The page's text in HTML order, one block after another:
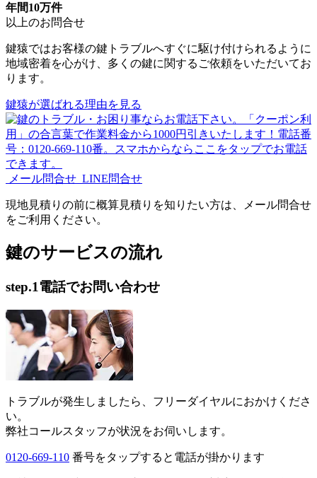
年間10万件
以上のお問合せ
鍵猿ではお客様の鍵トラブルへすぐに駆け付けられるように
地域密着を心がけ、多くの鍵に関するご依頼をいただいてお
ります。
鍵猿が選ばれる理由を見る
メール問合せ LINE問合せ
現地見積りの前に概算見積りを知りたい方は、メール問合せ
をご利用ください。
鍵のサービスの流れ
step.1電話でお問い合わせ
トラブルが発生しましたら、フリーダイヤルにおかけくださ
い。
弊社コールスタッフが状況をお伺いします。
0120-669-110 番号をタップすると電話が掛かります